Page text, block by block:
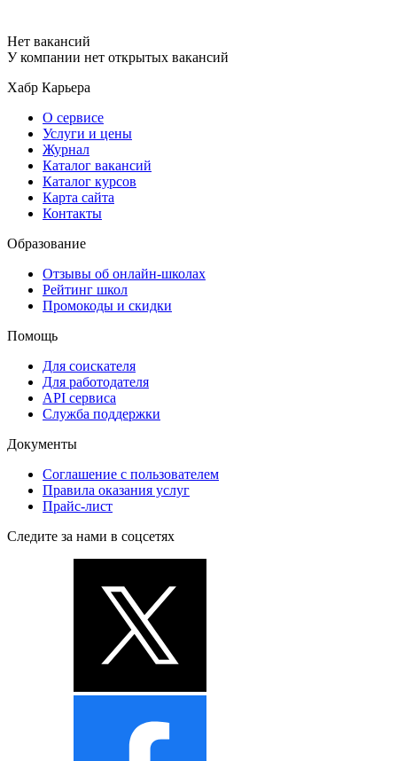
Нет вакансий
У компании нет открытых вакансий
Хабр Карьера
О сервисе
Услуги и цены
Журнал
Каталог вакансий
Каталог курсов
Карта сайта
Контакты
Образование
Отзывы об онлайн-школах
Рейтинг школ
Промокоды и скидки
Помощь
Для соискателя
Для работодателя
API сервиса
Служба поддержки
Документы
Соглашение с пользователем
Правила оказания услуг
Прайс-лист
Следите за нами в соцсетях